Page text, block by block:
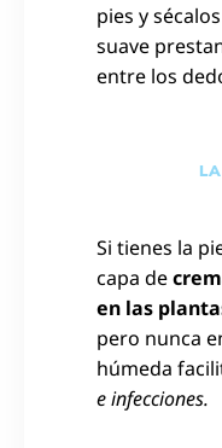
pies y
suave
entre los
Si tienes la
capa de
en las
pero nunca
húmeda
e infecciones.